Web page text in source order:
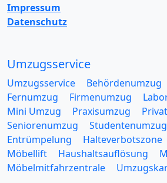
Impressum
Datenschutz
Umzugsservice
Umzugsservice Behördenumzug
Fernumzug
Firmenumzug
Mini Umzug
Praxisumzug
Seniorenumzug
Studentenumzug
Entrümpelung
Halteverbotszone
Möbellift
Haushaltsauflösung
Möbelmitfahrzentrale